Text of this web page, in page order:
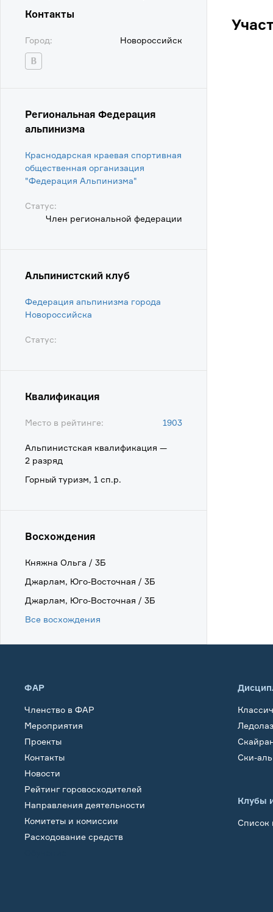
Контакты
Город: Новороссийск
Региональная Федерация
альпинизма
Краснодарская краевая спортивная
общественная организация
"Федерация Альпинизма"
Статус:
Член региональной федерации
Альпинистский клуб
Федерация апьпинизма города
Новороссийска
Статус:
Квалификация
Место в рейтинге: 1903
Альпинистская квалификация —
2 разряд
Горный туризм, 1 сп.р.
Восхождения
Княжна Ольга / 3Б
Джарлам, Юго-Восточная / 3Б
Джарлам, Юго-Восточная / 3Б
Все восхождения
ФАР
Членство в ФАР
Мероприятия
Проекты
Контакты
Новости
Рейтинг горовосходителей
Направления деятельности
Комитеты и комиссии
Расходование средств
Ски-
Клубы
Список